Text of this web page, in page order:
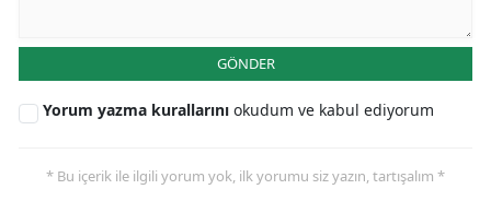
GÖNDER
Yorum yazma kurallarını okudum ve kabul ediyorum
* Bu içerik ile ilgili yorum yok, ilk yorumu siz yazın, tartışalım *